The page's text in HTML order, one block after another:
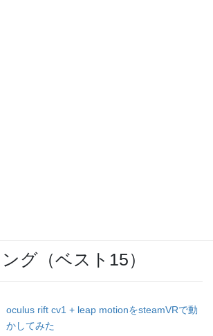
グ（ベスト15）
oculus rift cv1 + leap motionをsteamVRで動
かしてみた